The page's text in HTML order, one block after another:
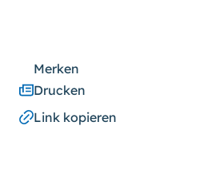
Merken
Drucken
Link kopieren